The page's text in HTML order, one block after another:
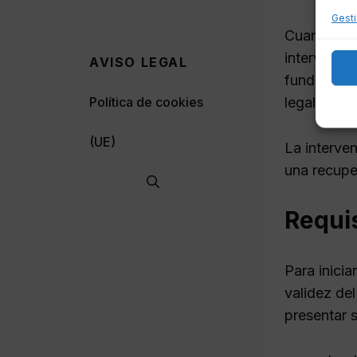
Cuando la
legales y
La
una
Para
validez
presentar
AVISO LEGAL
Política de cookies
(UE)